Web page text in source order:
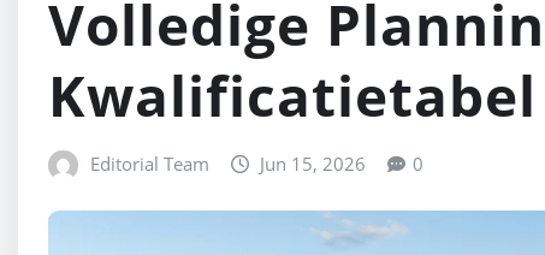
Volledige
Kwalificatietabel
Editorial Team Jun 15, 2026 0